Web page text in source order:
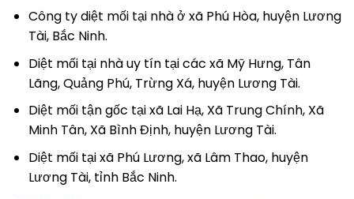
Công ty diệt mối tại nhà ở xã Phú Hòa, huyện Lương
Tài, Bắc Ninh.
Diệt mối tại nhà uy tín tại các xã Mỹ Hưng, Tân
Lãng, Quảng Phú, Trừng Xá, huyện Lương Tài.
Diệt mối tận gốc tại xã Lai Hạ, Xã Trung Chính, Xã
Minh Tân, Xã Bình Định, huyện Lương Tài.
Diệt mối tại xã Phú Lương, xã Lâm Thao, huyện
Lương Tài, tỉnh Bắc Ninh.